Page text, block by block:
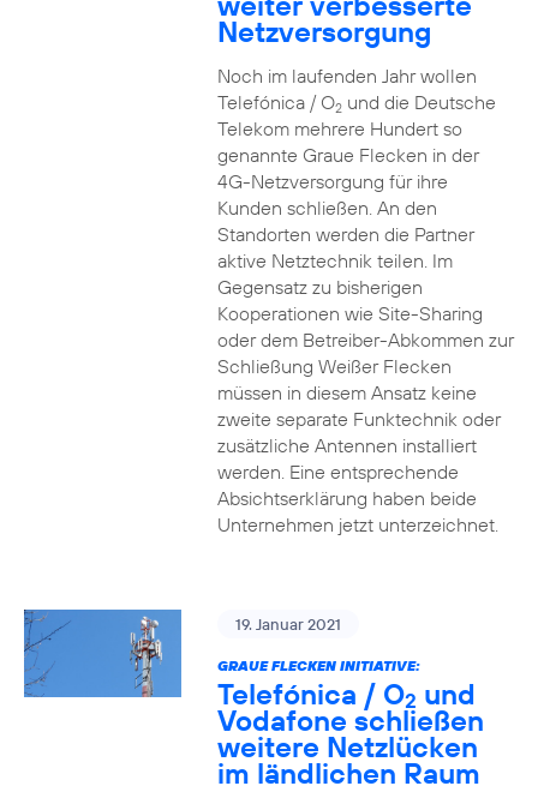
Netzversorgung
Noch im laufenden Jahr wollen
Telefónica / O2und die Deutsche
Telekom mehrere Hundert so
genannte Graue Flecken in der
4G-Netzversorgung für ihre
Kunden schließen. An den
Standorten werden die Partner
aktive Netztechnik teilen. Im
Gegensatz zu bisherigen
Kooperationen wie Site-Sharing
oder dem Betreiber-Abkommen zur
Schließung Weißer Flecken
müssen in diesem Ansatz keine
zweite separate Funktechnik oder
zusätzliche Antennen installiert
werden. Eine entsprechende
Absichtserklärung haben beide
Unternehmen jetzt unterzeichnet.
19. Januar 2021
GRAUE FLECKEN INITIATIVE:
Telefónica / O2 und
Vodafone schließen
weitere Netzlücken
im ländlichen Raum